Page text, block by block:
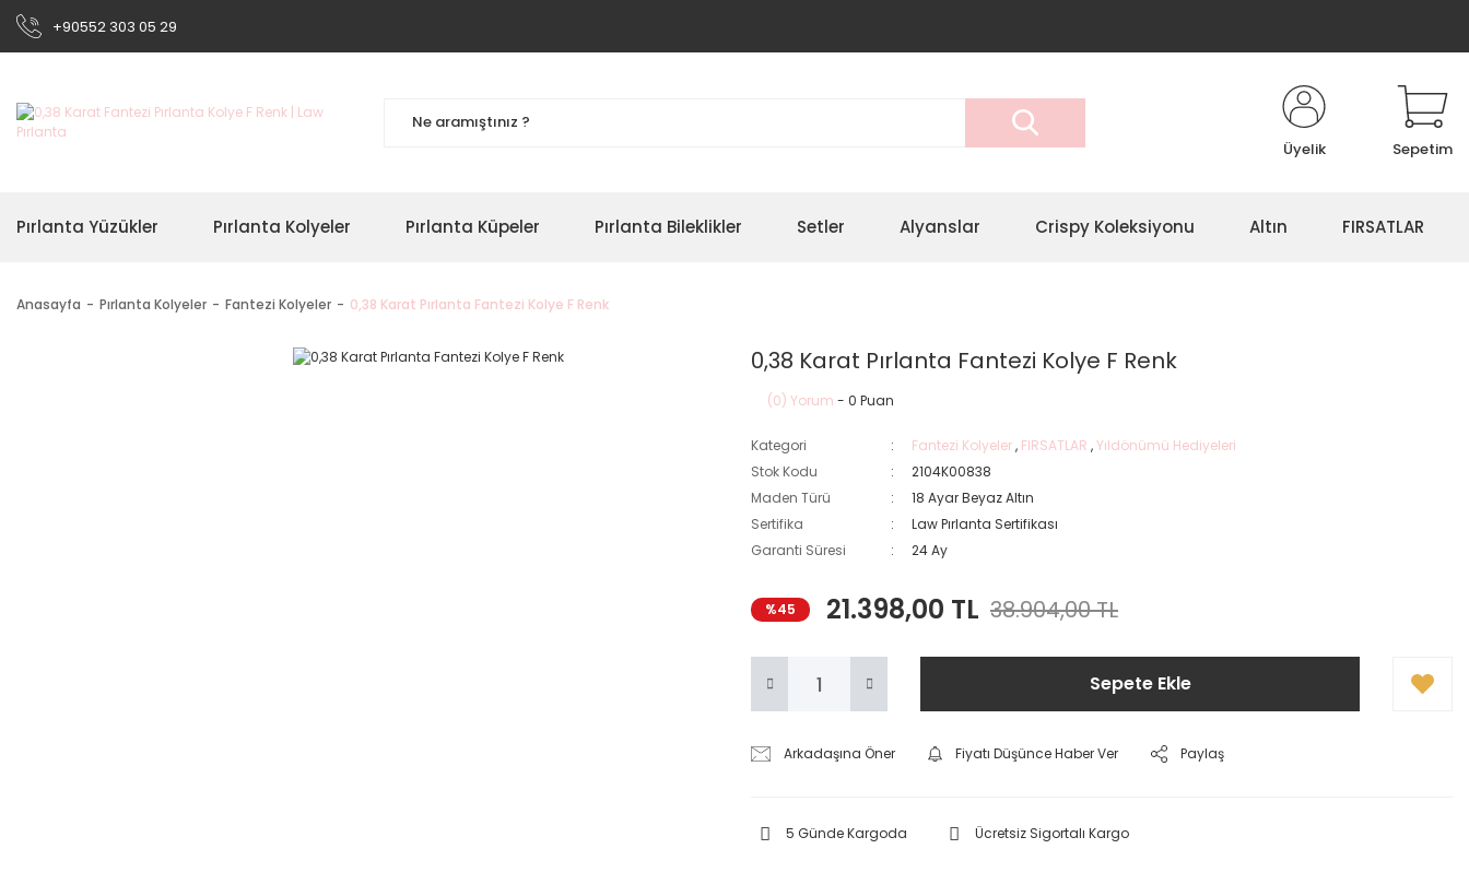
+90552 303 05 29
Üyelik Sepetim
Pırlanta Yüzükler Pırlanta Kolyeler Pırlanta Küpeler Pırlanta Bileklikler Setler Alyanslar Crispy Koleksiyonu Altın FIRSATLAR
Anasayfa Pırlanta Kolyeler Fantezi Kolyeler 0,38 Karat Pırlanta Fantezi Kolye F Renk
0,38 Karat Pırlanta Fantezi Kolye F Renk
(0) Yorum - 0 Puan
Kategori Fantezi Kolyeler, FIRSATLAR ,Yıldönümü Hediyeleri
Stok Kodu
2104K00838
Maden Türü
18 Ayar Beyaz Altın
Sertifika
Law Pırlanta Sertifikası
Garanti Süresi
24 Ay
%45 21.398,00 TL 38.904,00 TL
Sepete Ekle
Arkadaşına Öner Fiyatı Düşünce Haber Ver Paylaş
5 Günde Kargoda Ücretsiz Sigortalı Kargo